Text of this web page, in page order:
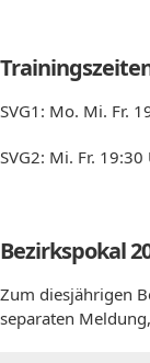
SVG1: Mo. Mi. Fr.
SVG2: Mi. Fr. 19:30
Bezirkspokal
Zum diesjährigen
separaten